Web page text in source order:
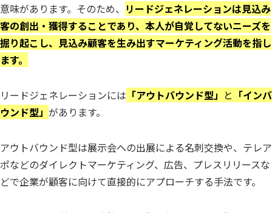
意味があります。そのため、 リードジェネレーションは見込み
客の創出・獲得することであり、本人が自覚してないニーズを
掘り起こし、見込み顧客を生み出すマーケティング活動を指し
ます。
リードジェネレーションには 「アウトバウンド型」 と 「インバ
ウンド型」 があります。
アウトバウンド型は展示会への出展による名刺交換や、テレア
ポなどのダイレクトマーケティング、広告、プレスリリースな
どで企業が顧客に向けて直接的にアプローチする手法です。